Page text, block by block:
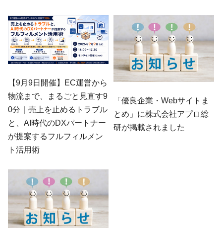
【9月9日開催】EC運営から
物流まで、まるごと見直す9
0分｜売上を止めるトラブル
と、AI時代のDXパートナー
が提案するフルフィルメン
ト活用術
「優良企業・Webサイトま
とめ」に株式会社アプロ総
研が掲載されました